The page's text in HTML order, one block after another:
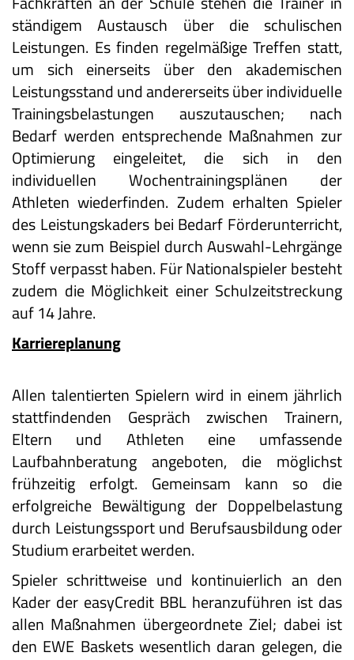
ständigem Austausch über die schulischen
Leistungen. Es finden regelmäßige Treffen statt,
um sich einerseits über den akademischen
Leistungsstand und andererseits über individuelle
Trainingsbelastungen auszutauschen; nach
Bedarf werden entsprechende Maßnahmen zur
Optimierung eingeleitet, die sich in den
individuellen Wochentrainingsplänen der
Athleten wiederfinden. Zudem erhalten Spieler
des Leistungskaders bei Bedarf Förderunterricht,
wenn sie zum Beispiel durch Auswahl-Lehrgänge
Stoff verpasst haben. Für Nationalspieler besteht
zudem die Möglichkeit einer Schulzeitstreckung
auf 14 Jahre.
Karriereplanung
Allen talentierten Spielern wird in einem jährlich
stattfindenden Gespräch zwischen Trainern,
Eltern und Athleten eine umfassende
Laufbahnberatung angeboten, die möglichst
frühzeitig erfolgt. Gemeinsam kann so die
erfolgreiche Bewältigung der Doppelbelastung
durch Leistungssport und Berufsausbildung oder
Studium erarbeitet werden.
Spieler schrittweise und kontinuierlich an den
Kader der easyCredit BBL heranzuführen ist das
allen Maßnahmen übergeordnete Ziel; dabei ist
den EWE Baskets wesentlich daran gelegen, die